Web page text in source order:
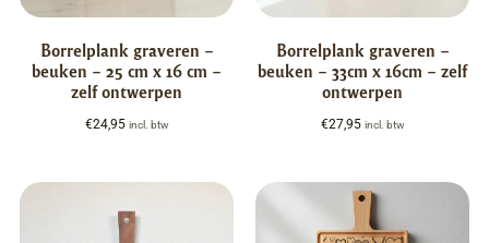
Borrelplank graveren –
beuken – 25 cm x 16 cm –
zelf ontwerpen
€24,95 incl. btw
Borrelplank graveren –
beuken – 33cm x 16cm – zelf
ontwerpen
€27,95 incl. btw